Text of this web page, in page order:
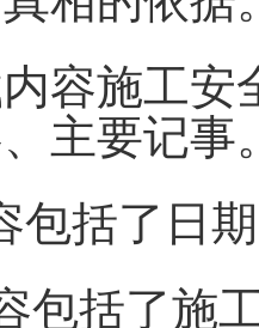
容施工
主要记事
包括了日
包括了施